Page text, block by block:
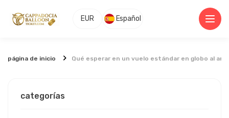
EUR Español
página de inicio Qué esperar en un vuelo estándar en globo al
categorías